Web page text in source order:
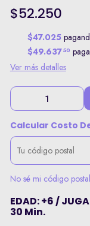
$52.250
$47.025
$49.63750
Ver más detalles
Calcular Costo
No sé mi código postal
EDAD: +6 /
30 Min.